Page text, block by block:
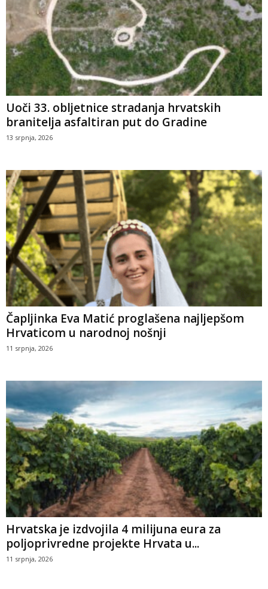
Uoči 33. obljetnice stradanja hrvatskih
branitelja asfaltiran put do Gradine
13 srpnja, 2026
Čapljinka Eva Matić proglašena najljepšom
Hrvaticom u narodnoj nošnji
11 srpnja, 2026
Hrvatska je izdvojila 4 milijuna eura za
poljoprivredne projekte Hrvata u...
11 srpnja, 2026